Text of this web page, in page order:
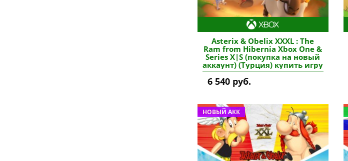
Asterix & Obelix XXXL : The
Ram from Hibernia Xbox One &
Series X|S (покупка на новый
аккаунт) (Турция) купить игру
6 540 руб.
НОВЫЙ АКК